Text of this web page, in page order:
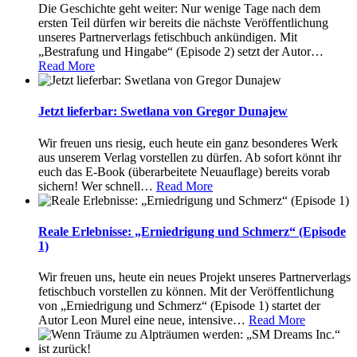
Die Geschichte geht weiter: Nur wenige Tage nach dem
ersten Teil dürfen wir bereits die nächste Veröffentlichung
unseres Partnerverlags fetischbuch ankündigen. Mit
„Bestrafung und Hingabe“ (Episode 2) setzt der Autor…
Read More
Jetzt lieferbar: Swetlana von Gregor Dunajew
Wir freuen uns riesig, euch heute ein ganz besonderes Werk
aus unserem Verlag vorstellen zu dürfen. Ab sofort könnt ihr
euch das E-Book (überarbeitete Neuauflage) bereits vorab
sichern! Wer schnell… Read More
Reale Erlebnisse: „Erniedrigung und Schmerz“ (Episode
1)
Wir freuen uns, heute ein neues Projekt unseres Partnerverlags
fetischbuch vorstellen zu können. Mit der Veröffentlichung
von „Erniedrigung und Schmerz“ (Episode 1) startet der
Autor Leon Murel eine neue, intensive… Read More